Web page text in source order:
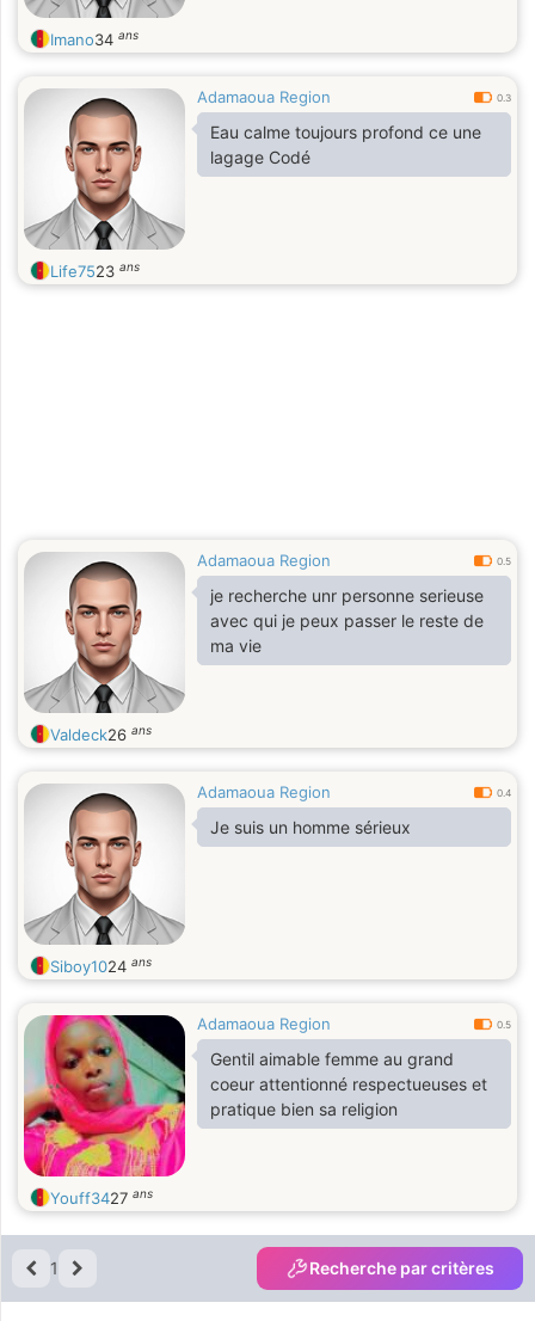
Imano34 ans
Adamaoua Region 0.3
Eau calme toujours profond ce une
lagage Codé
Life7523 ans
Adamaoua Region 0.5
je recherche unr personne serieuse
avec qui je peux passer le reste de
ma vie
Valdeck26 ans
Adamaoua Region 0.4
Je suis un homme sérieux
Siboy1024 ans
Adamaoua Region 0.5
Gentil aimable femme au grand
coeur attentionné respectueuses et
pratique bien sa religion
Youff3427 ans
1 Recherche par critères